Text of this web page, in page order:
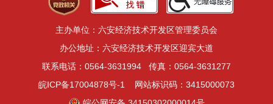
主办单位：六安经济技术开发区管理委员会
办公地址：六安经济技术开发区迎宾大道
联系电话：0564-3631994
传真：0564-3631277
皖ICP备17004878号-1
网站标识码：3415000073